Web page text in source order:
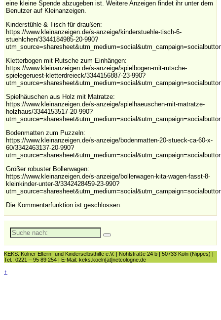
eine kleine Spende abzugeben ist. Weitere Anzeigen findet ihr unter dem
Benutzer auf Kleinanzeigen.
Kinderstühle & Tisch für draußen:
https://www.kleinanzeigen.de/s-anzeige/kinderstuehle-tisch-6-
stuehlchen/3344184985-20-990?
Kletterbogen mit Rutsche zum Einhängen:
https://www.kleinanzeigen.de/s-anzeige/spielbogen-mit-rutsche-
spielegeruest-kletterdreieck/3344156887-23-990?
Spielhäuschen aus Holz mit Matratze:
https://www.kleinanzeigen.de/s-anzeige/spielhaeuschen-mit-matratze-
holzhaus/3344153517-20-990?
Bodenmatten zum Puzzeln:
https://www.kleinanzeigen.de/s-anzeige/bodenmatten-20-stueck-ca-60-x-
60/3342463137-20-990?
Größer robuster Bollerwagen:
https://www.kleinanzeigen.de/s-anzeige/bollerwagen-kita-wagen-fasst-8-
kleinkinder-unter-3/3342428459-23-990?
Die Kommentarfunktion ist geschlossen.
Suche
nach:
KEKS: Kölner Eltern- und Kinderselbsthilfe e.V. | Nohlstraße 24 b | 50733 Köln (Nippes) |
Tel.: 0221 – 95 89 254 | E-Mail: keks.koeln[ät]netcologne.de
↑